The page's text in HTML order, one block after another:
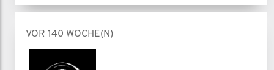
VOR 140 WOCHE(N)